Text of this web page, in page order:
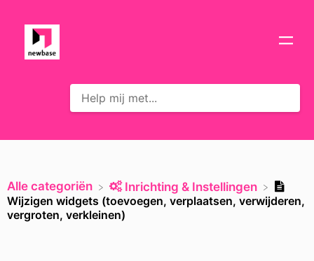
Alle categoriën
​Inrichting & Instellingen
Wijzigen widgets (toevoegen, verplaatsen, verwijderen,
vergroten, verkleinen)